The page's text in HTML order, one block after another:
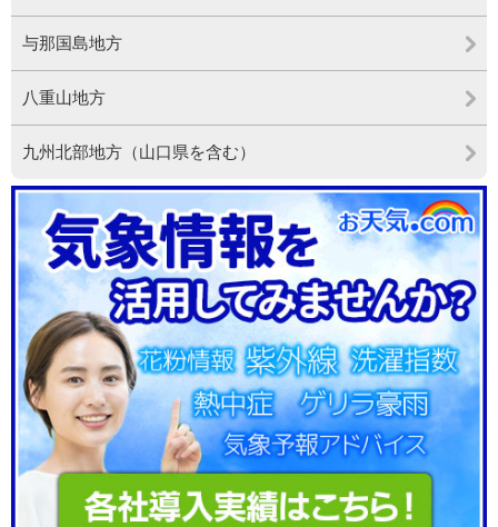
与那国島地方
八重山地方
九州北部地方（山口県を含む）